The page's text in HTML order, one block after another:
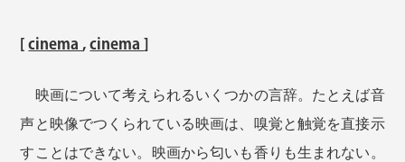
[cinema,cinema]
映画について考えられるいくつかの言辞。たとえば音
声と映像でつくられている映画は、嗅覚と触覚を直接示
すことはできない。映画から匂いも香りも生まれない。